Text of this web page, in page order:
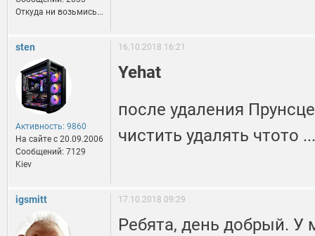
Откуда ни возьмись...
sten
Активность: 9860
На сайте c 20.09.2006
Сообщений: 7129
Kiev
16.10.2018 16:21
Yehat
после удаления
чистить удалять чтото
igsmitt 17.10.2018 09:29
Ребята, день добрый. У